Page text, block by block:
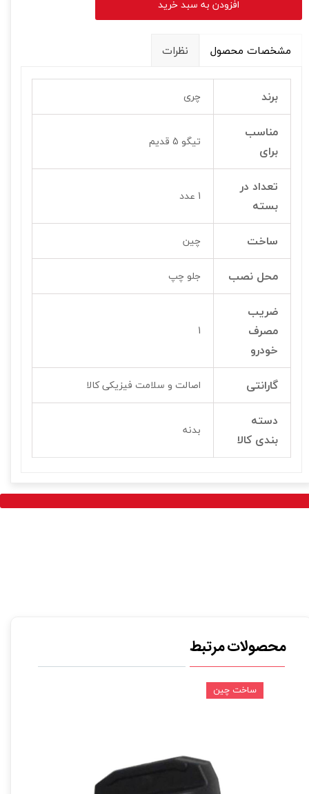
افزودن به سبد خرید
مشخصات محصول نظرات
برند چری
مناسب
برای
تیگو 5 قدیم
تعداد در
بسته
1 عدد
ساخت چین
محل نصب جلو چپ
ضریب
مصرف
خودرو
1
گارانتی اصالت و سلامت فیزیکی کالا
دسته
بندی کالا
بدنه
محصولات مرتبط
ساخت چین